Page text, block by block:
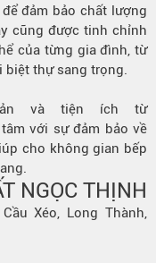
đảm bảo chất lượng
cũng được tinh chỉnh
của từng gia đình, từ
biệt thự sang trọng.
và tiện ích từ
với sự đảm bảo về
cho không gian bếp
NGỌC THỊNH
Xéo, Long Thành,